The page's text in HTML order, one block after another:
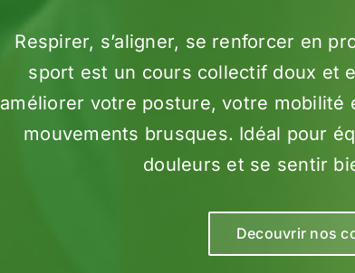
Respirer, s’aligner, se renforcer en
sport est un cours collectif doux et
améliorer votre posture, votre mobilité
mouvements brusques. Idéal pour
douleurs et se sentir
Decouvrir nos